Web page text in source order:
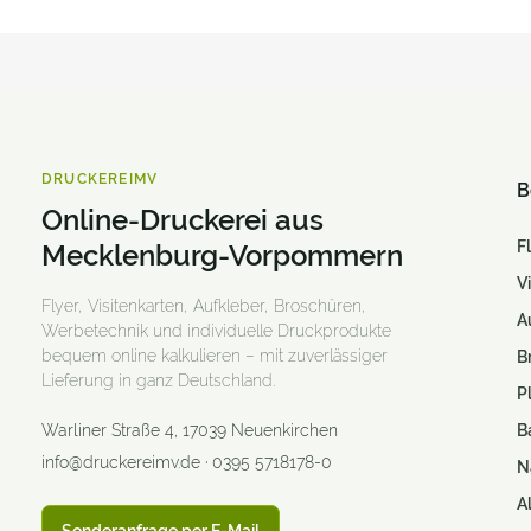
Bücher (Hard- und Softcover)
CAD / Bauzeichnungen
Couponbögen
Digitaldruck- Klebefolien
Duftlack Veredelung
Durchschreibesätze
DRUCKEREIMV
Online-Druckerei aus
Mecklenburg-Vorpommern
Flyer, Visitenkarten, Aufkleber, Broschüren,
Werbetechnik und individuelle Druckprodukte
bequem online kalkulieren – mit zuverlässiger
Lieferung in ganz Deutschland.
Warliner Straße 4 17039 Neuenkirchen
info@druckereimv.de · 0395 5718178-0